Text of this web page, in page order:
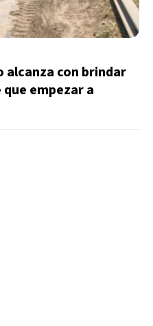
alcanza con brindar
empezar a